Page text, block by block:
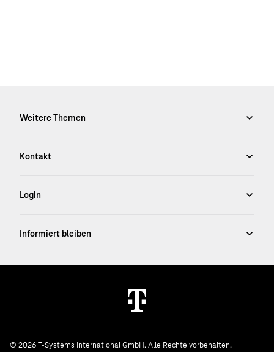
© 2026 T-Systems International GmbH. Alle Rechte vorbehalten.